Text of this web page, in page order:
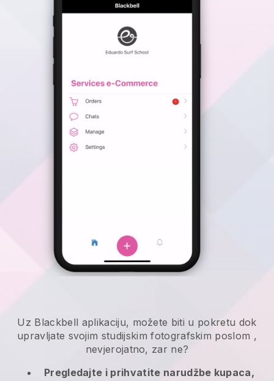
Uz Blackbell aplikaciju, možete biti u pokretu dok
upravljate svojim studijskim fotografskim poslom ,
nevjerojatno, zar ne?
Pregledajte i prihvatite narudžbe kupaca,